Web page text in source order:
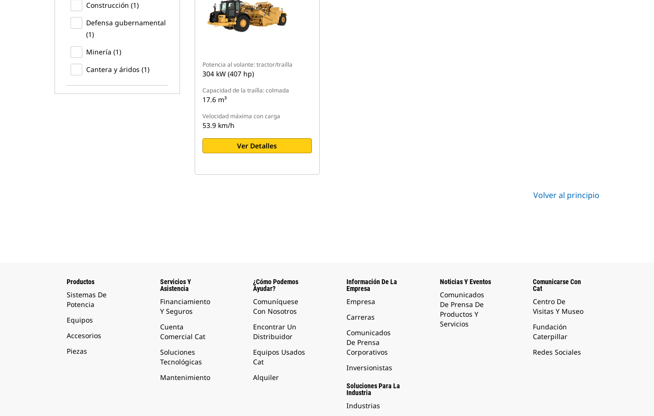
Construcción (1)
Defensa gubernamental
(1)
Minería (1)
Cantera y áridos (1)
Potencia al volante: tractor/traílla
304 kW (407 hp)
Capacidad de la traílla: colmada
17.6 m³
Velocidad máxima con carga
53.9 km/h
Ver Detalles
Volver al principio
Productos
Sistemas De
Potencia
Equipos
Accesorios
Piezas
Servicios Y
Asistencia
Financiamiento
Y Seguros
Cuenta
Comercial Cat
Soluciones
Tecnológicas
Mantenimiento
¿Cómo Podemos
Ayudar?
Comuníquese
Con Nosotros
Encontrar Un
Distribuidor
Equipos Usados
Cat
Alquiler
Información De La
Empresa
Empresa
Carreras
Comunicados
De Prensa
Corporativos
Inversionistas
Soluciones Para La
Industria
Industrias
Noticias Y Eventos
Comunicados
De Prensa De
Productos Y
Servicios
Comunicarse Con
Cat
Centro De
Visitas Y Museo
Fundación
Caterpillar
Redes Sociales